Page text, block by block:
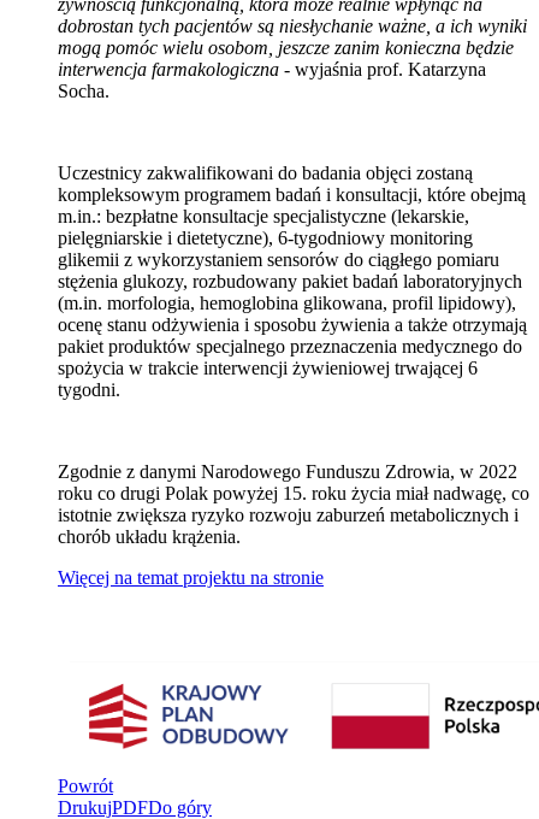
dobrostan tych pacjentów są niesłychanie ważne, a ich wyniki
mogą pomóc wielu osobom, jeszcze zanim konieczna będzie
interwencja farmakologiczna - wyjaśnia prof. Katarzyna
Socha.
Uczestnicy zakwalifikowani do badania objęci zostaną
kompleksowym programem badań i konsultacji, które obejmą
m.in.: bezpłatne konsultacje specjalistyczne (lekarskie,
pielęgniarskie i dietetyczne), 6-tygodniowy monitoring
glikemii z wykorzystaniem sensorów do ciągłego pomiaru
stężenia glukozy, rozbudowany pakiet badań laboratoryjnych
(m.in. morfologia, hemoglobina glikowana, profil lipidowy),
ocenę stanu odżywienia i sposobu żywienia a także otrzymają
pakiet produktów specjalnego przeznaczenia medycznego do
spożycia w trakcie interwencji żywieniowej trwającej 6
tygodni.
Zgodnie z danymi Narodowego Funduszu Zdrowia, w 2022
roku co drugi Polak powyżej 15. roku życia miał nadwagę, co
istotnie zwiększa ryzyko rozwoju zaburzeń metabolicznych i
chorób układu krążenia.
Więcej na temat projektu na stronie
Powrót
DrukujPDFDo góry